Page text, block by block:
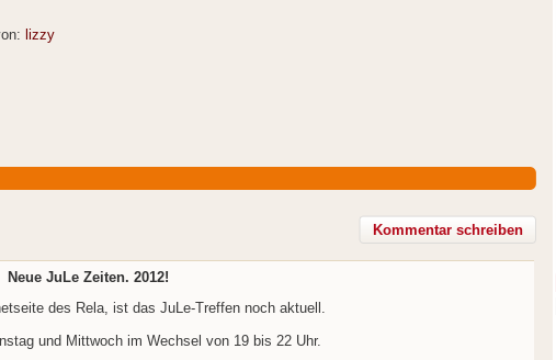
lizzy
Neue JuLe Zeiten. 2012!
des Rela, ist das JuLe-Treffen noch aktuell.
und Mittwoch im Wechsel von 19 bis 22 Uhr.